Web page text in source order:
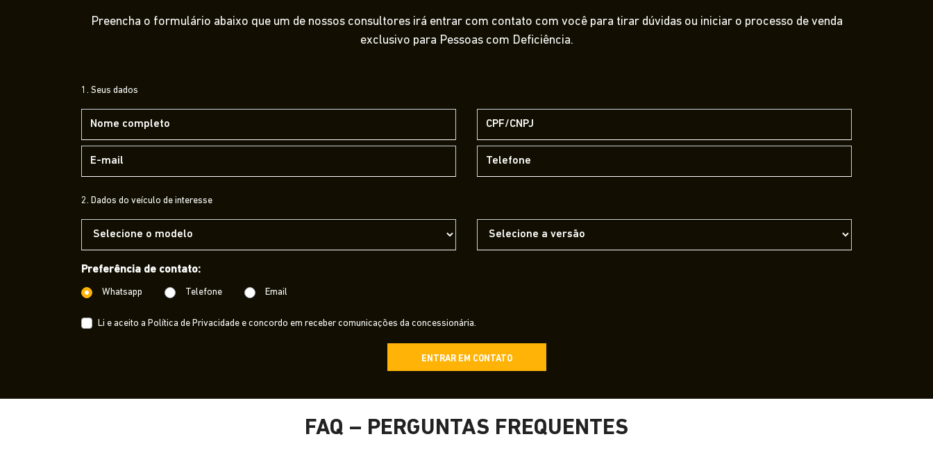
Preencha o formulário abaixo que um de nossos consultores irá entrar com contato com você para tirar dúvidas ou iniciar o processo de venda
exclusivo para Pessoas com Deficiência.
1. Seus dados
2. Dados do veículo de interesse
Preferência de contato:
Whatsapp Telefone Email
Li e aceito a Política de Privacidade e concordo em receber comunicações da concessionária.
ENTRAR EM CONTATO
FAQ – PERGUNTAS FREQUENTES